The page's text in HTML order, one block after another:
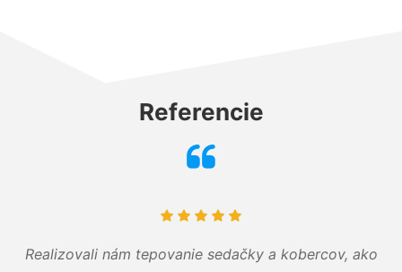
Referencie
Realizovali nám tepovanie sedačky a kobercov, ako